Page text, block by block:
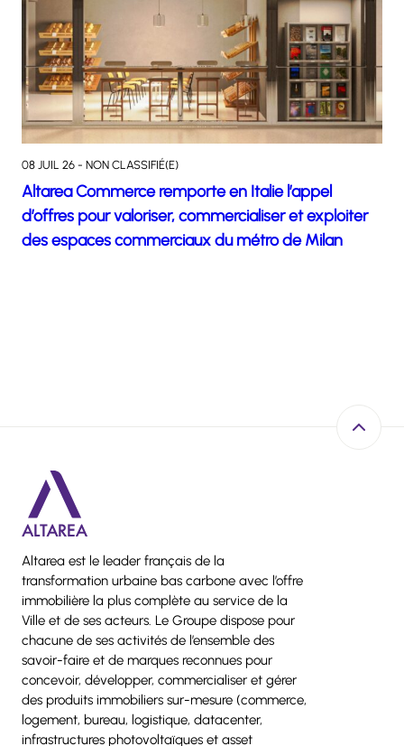
08 JUIL 26 - NON CLASSIFIÉ(E)
Altarea Commerce remporte en Italie l’appel
d’offres pour valoriser, commercialiser et exploiter
des espaces commerciaux du métro de Milan
Altarea est le leader français de la
transformation urbaine bas carbone avec l’offre
immobilière la plus complète au service de la
Ville et de ses acteurs. Le Groupe dispose pour
chacune de ses activités de l’ensemble des
savoir-faire et de marques reconnues pour
concevoir, développer, commercialiser et gérer
des produits immobiliers sur-mesure (commerce,
logement, bureau, logistique, datacenter,
infrastructures photovoltaïques et asset
Retour